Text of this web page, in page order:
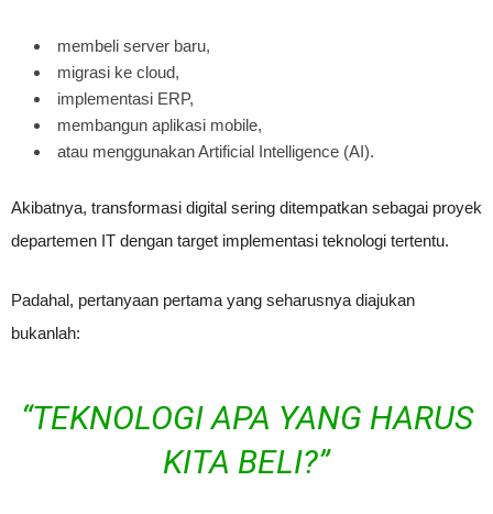
membeli server baru,
migrasi ke cloud,
implementasi ERP,
membangun aplikasi mobile,
atau menggunakan Artificial Intelligence (AI).
Akibatnya, transformasi digital sering ditempatkan sebagai proyek
departemen IT dengan target implementasi teknologi tertentu.
Padahal, pertanyaan pertama yang seharusnya diajukan
bukanlah:
“TEKNOLOGI APA YANG HARUS
KITA BELI?”